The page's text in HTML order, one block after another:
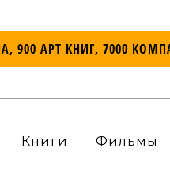
900 АРТ КНИГ, 7000
Книги Фильмы